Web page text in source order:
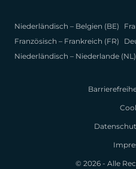
Niederländisch – Belgien (BE)
Französisch – Frankreich (FR)
Niederländisch – Niederlande (NL)
© 2026 - Alle